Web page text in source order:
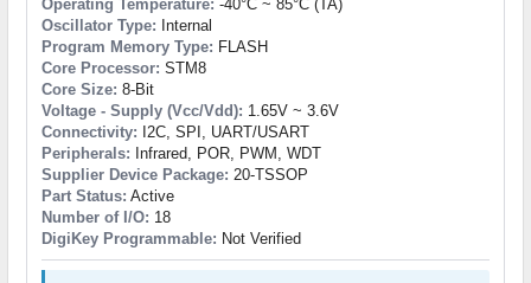
Operating Temperature: -40°C ~ 85°C (TA)
Oscillator Type: Internal
Program Memory Type: FLASH
Core Processor: STM8
Core Size: 8-Bit
Voltage - Supply (Vcc/Vdd): 1.65V ~ 3.6V
Connectivity: I2C, SPI, UART/USART
Peripherals: Infrared, POR, PWM, WDT
Supplier Device Package: 20-TSSOP
Part Status: Active
Number of I/O: 18
DigiKey Programmable: Not Verified